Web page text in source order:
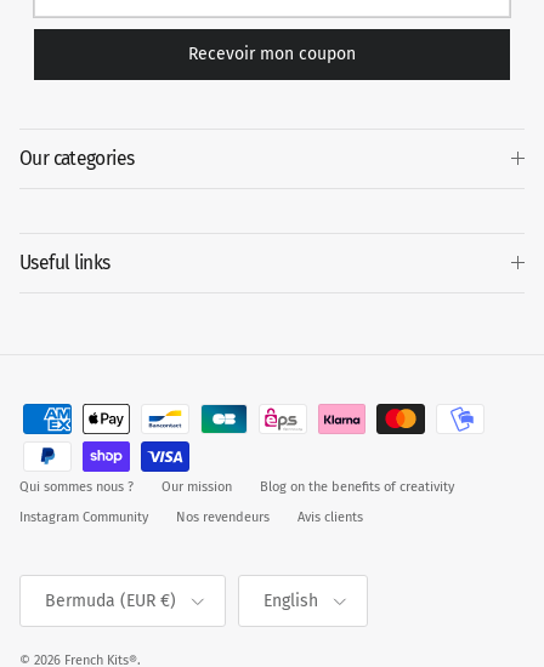
Recevoir mon coupon
Our categories
Useful links
Qui sommes nous ? Our mission
Blog on the benefits of creativity
Instagram Community
Nos revendeurs Avis clients
Bermuda (EUR €) English
© 2026 French Kits®.